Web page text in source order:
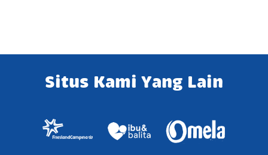
Situs Kami Yang Lain